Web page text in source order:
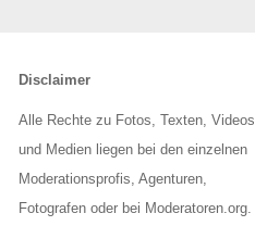
Disclaimer
Alle Rechte zu Fotos, Texten, Videos
und Medien liegen bei den einzelnen
Moderationsprofis, Agenturen,
Fotografen oder bei Moderatoren.org.